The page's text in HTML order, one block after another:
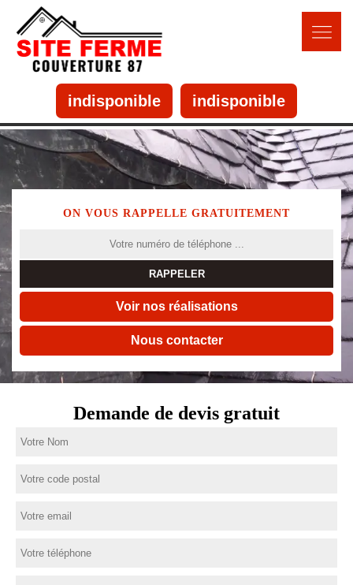
indisponible indisponible
ON VOUS RAPPELLE GRATUITEMENT
Voir nos réalisations
Nous contacter
Demande de devis gratuit